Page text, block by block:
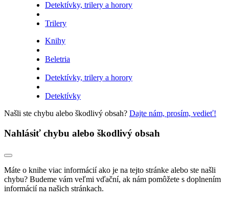
Detektívky, trilery a horory
Trilery
Knihy
Beletria
Detektívky, trilery a horory
Detektívky
Našli ste chybu alebo škodlivý obsah? Dajte nám, prosím, vedieť!
Nahlásiť chybu alebo škodlivý obsah
Máte o knihe viac informácií ako je na tejto stránke alebo ste našli
chybu? Budeme vám veľmi vďační, ak nám pomôžete s doplnením
informácií na našich stránkach.